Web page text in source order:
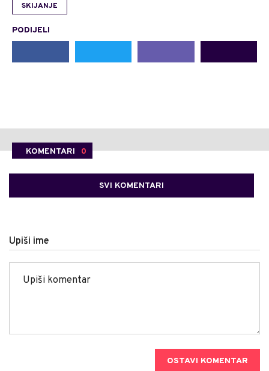
SKIJANJE
PODIJELI
KOMENTARI 0
SVI KOMENTARI
Upiši ime
OSTAVI KOMENTAR